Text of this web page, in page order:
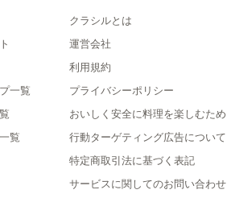
一覧
覧
クラシルとは
運営会社
利用規約
プライバシーポリシー
おいしく安全に料理を楽しむため
行動ターゲティング広告について
特定商取引法に基づく表記
サービスに関してのお問い合わせ